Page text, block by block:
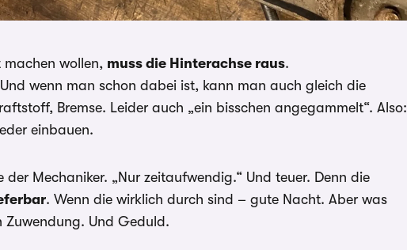
wollen, muss die Hinterachse raus.
wenn man schon dabei ist, kann man auch gleich die
Bremse. Leider auch „ein bisschen angegammelt“. Also:
einbauen.
der Mechaniker. „Nur zeitaufwendig.“ Und teuer. Denn die
. Wenn die wirklich durch sind – gute Nacht. Aber was
Zuwendung. Und Geduld.